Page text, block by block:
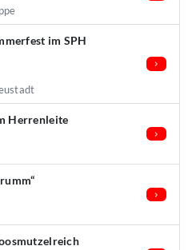
im SPH
Herrenleite